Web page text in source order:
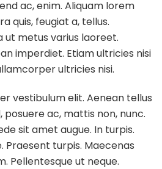
ac, enim. Aliquam lorem
quis, feugiat a, tellus.
ut metus varius laoreet.
imperdiet. Etiam ultricies nisi
ultricies nisi.
vestibulum elit. Aenean tellus
posuere ac, mattis non, nunc.
sit amet augue. In turpis.
Praesent turpis. Maecenas
Pellentesque ut neque.